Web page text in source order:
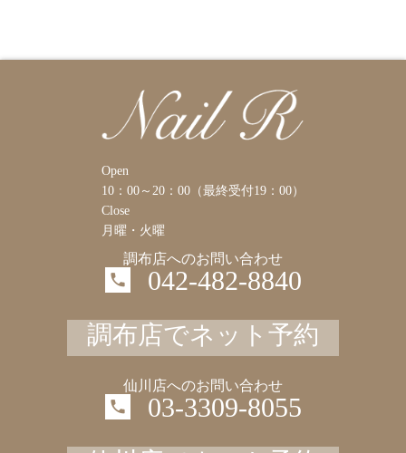
Open
10：00～20：00（最終受付19：00）
Close
月曜・火曜
調布店へのお問い合わせ
042-482-8840
調布店でネット予約
仙川店へのお問い合わせ
03-3309-8055